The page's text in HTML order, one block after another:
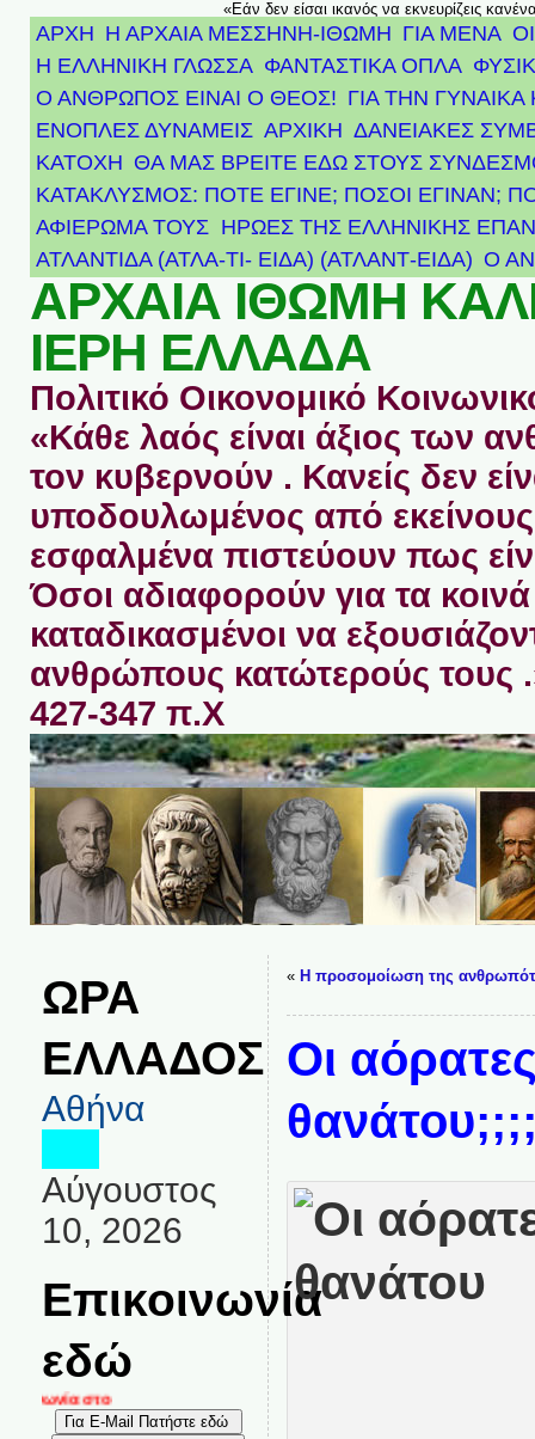
«Εάν δεν είσαι ικανός να εκνευρίζεις
ΑΡΧΗ Η ΑΡΧΑΙΑ ΜΕΣΣΗΝΗ-ΙΘΩΜΗ ΓΙΑ ΜΕΝΑ
Η ΕΛΛΗΝΙΚΗ ΓΛΩΣΣΑ ΦΑΝΤΑΣΤΙΚΑ ΟΠΛΑ
Ο ΑΝΘΡΩΠΟΣ ΕΙΝΑΙ Ο ΘΕΟΣ! ΓΙΑ ΤΗΝ ΓΥΝΑΙΚΑ
ΕΝΟΠΛΕΣ ΔΥΝΑΜΕΙΣ ΑΡΧΙΚΉ ΔΑΝΕΙΑΚΕΣ
ΚΑΤΟΧΗ ΘΑ ΜΑΣ ΒΡΕΙΤΕ ΕΔΩ ΣΤΟΥΣ
ΚΑΤΑΚΛΥΣΜΟΣ: ΠΟΤΕ ΕΓΙΝΕ; ΠΟΣΟΙ ΕΓΙΝΑΝ;
ΑΦΙΈΡΩΜΑ ΤΟΥΣ ΉΡΩΕΣ ΤΗΣ ΕΛΛΗΝΙΚΉΣ
ΑΤΛΑΝΤΊΔΑ (ΑΤΛΑ-ΤΙ- ΕΙΔΑ) (ΑΤΛΑΝΤ-ΕΙΔΑ) Ο
ΑΡΧΑΙΑ ΙΘΩΜΗ
ΙΕΡΗ ΕΛΛΑΔΑ
Πολιτικό Οικονομικό
«Κάθε λαός είναι άξιος των
τον κυβερνούν . Κανείς δεν
υποδουλωμένος από
εσφαλμένα πιστεύουν πως
Όσοι αδιαφορούν για τα κοινά
καταδικασμένοι να
ανθρώπους κατώτερούς τους
427-347 π.Χ
ΩΡΑ
ΕΛΛΑΔΟΣ
Αθήνα
Αύγουστος
10, 2026
Επικοινωνία
εδώ
στο
« Η προσομοίωση της
Οι